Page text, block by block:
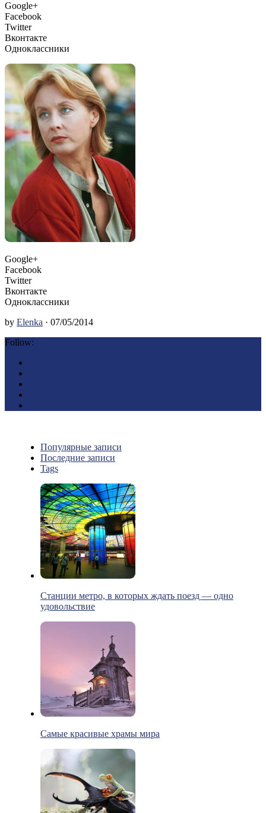
Google+
Facebook
Twitter
Вконтакте
Одноклассники
Google+
Facebook
Twitter
Вконтакте
Одноклассники
by Elenka · 07/05/2014
Follow:
Популярные записи
Последние записи
Tags
Станции метро, в которых ждать поезд — одно
удовольствие
Самые красивые храмы мира